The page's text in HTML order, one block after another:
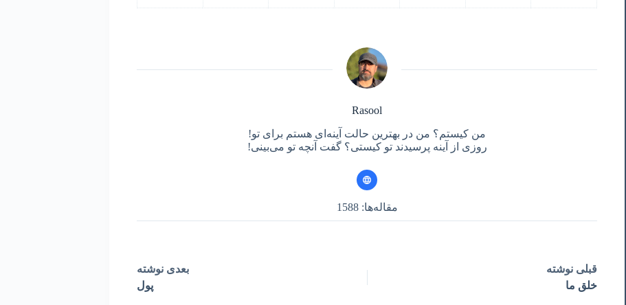
Rasool
من کیستم؟ من در بهترین حالت آینه‌ای هستم برای تو!
روزی از آینه پرسیدند تو کیستی؟ گفت آنچه تو می‌بینی!
مقاله‌ها: 1588
قبلی نوشته
خلق ما
بعدی نوشته
پول